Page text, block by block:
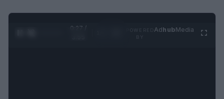
0:28 /
AdhubMedia